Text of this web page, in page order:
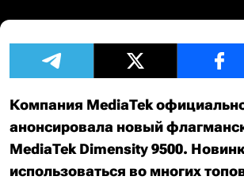
Компания MediaTek
анонсировала новый
MediaTek Dimensity 9500.
использоваться во многих